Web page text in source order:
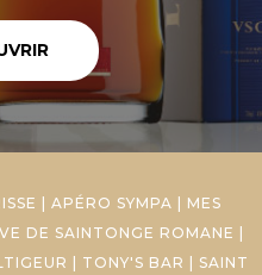
APÉRO SYMPA
MES
DE SAINTONGE ROMANE
TONY'S BAR
SAINT